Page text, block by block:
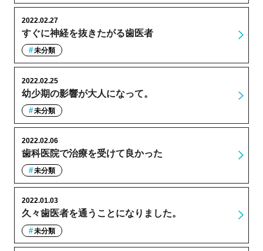
すぐに神経を抜きたがる歯医者
2022.02.27
未分類
幼少期の影響が大人になって。
2022.02.25
未分類
歯科医院で治療を受けて良かった
2022.02.06
未分類
久々歯医者を通うことになりました。
2022.01.03
未分類